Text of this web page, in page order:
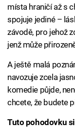
místa hraničí až s
spojuje jediné –
závodě, pro jehož
jenž může
A ještě malá
navozuje zcela
komedie půjde,
chcete, že budete
Tuto pohodovku